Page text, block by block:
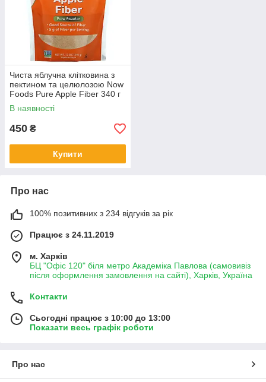
Чиста яблучна клітковина з
пектином та целюлозою Now
Foods Pure Apple Fiber 340 г
В наявності
450 ₴
Купити
Про нас
100% позитивних з 234 відгуків за рік
Працює з 24.11.2019
м. Харків
БЦ "Офіс 120" біля метро Академіка Павлова (самовивіз
після оформлення замовлення на сайті), Харків, Україна
Контакти
Сьогодні працює з 10:00 до 13:00
Показати весь графік роботи
Про нас